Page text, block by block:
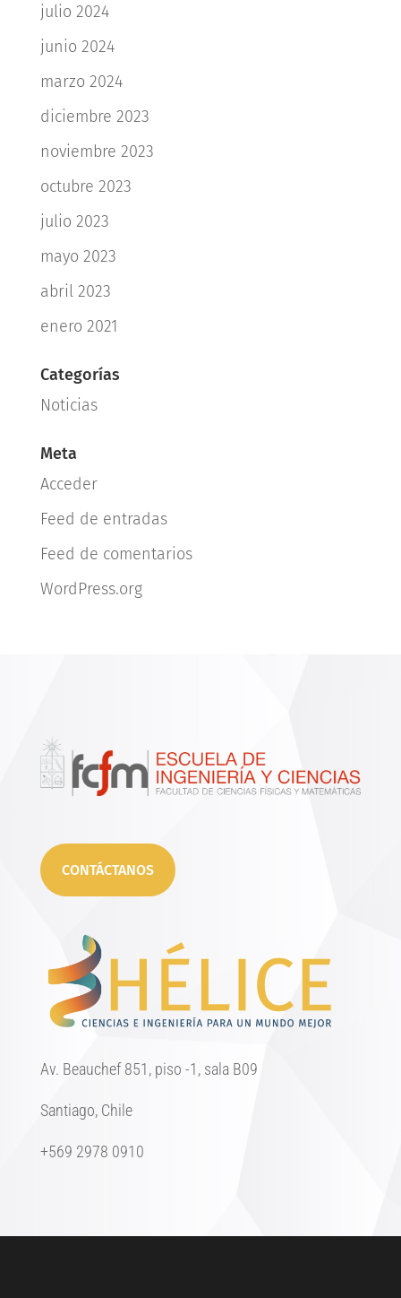
julio 2024
junio 2024
marzo 2024
diciembre 2023
noviembre 2023
octubre 2023
julio 2023
mayo 2023
abril 2023
enero 2021
Categorías
Noticias
Meta
Acceder
Feed de entradas
Feed de comentarios
WordPress.org
CONTÁCTANOS
Av. Beauchef 851, piso -1, sala B09
Santiago, Chile
+569 2978 0910